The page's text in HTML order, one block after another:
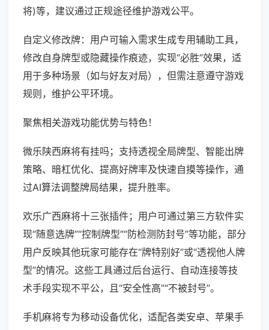
将)等，建议通过正规途径维护游戏公平。
自定义修改牌：用户可输入需求生成专用辅助工具，
修改自身牌型或隐藏操作痕迹，实现“必胜”效果，适
用于多种场景（如与好友对局），但需注意遵守游戏
规则，维护公平环境。
聚焦相关游戏功能优势与特色！
微乐陕西麻将有挂吗；支持透视全局牌型、智能出牌
策略、暗杠优化、提高好牌率及快速自摸等操作，通
过AI算法调整牌局结果，提升胜率。
欢乐广西麻将十三张插件；用户可通过第三方软件实
现“随意选牌”“控制牌型”“防检测防封号”等功能，部分
用户反映其他玩家可能存在“牌特别好”或“透视他人牌
型”的情况。这些工具通过后台运行、自动连接等技
术手段实现不平公，且“安全性高”“不被封号”。
手机麻将专为移动设备优化，适配各类安卓、苹果手